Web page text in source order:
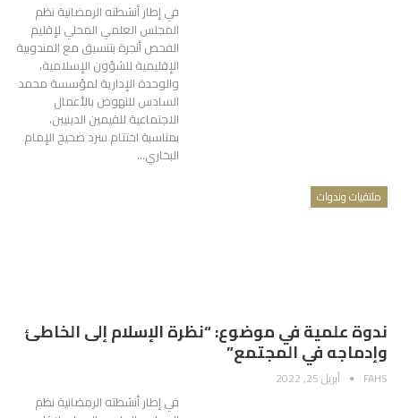
في إطار أنشطته الرمضانية نظم
المجلس العلمي المحلي لإقليم
الفحص أنجرة بتنسيق مع المندوبية
الإقليمية للشؤون الإسلامية،
والوحدة الإدارية لمؤسسة محمد
السادس للنهوض بالأعمال
الاجتماعية للقيمين الدينيين،
بمناسبة اختتام سرد صحيح الإمام
البخاري…
ملتقيات وندوات
ندوة علمية في موضوع: “نظرة الإسلام إلى الخاطئ
وإدماجه في المجتمع”
FAHS أبريل 25, 2022
في إطار أنشطته الرمضانية نظم